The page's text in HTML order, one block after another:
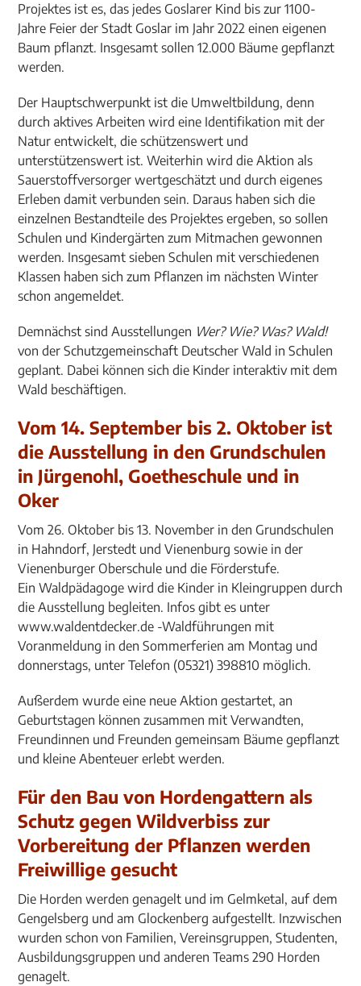
Projektes ist es, das jedes Goslarer Kind bis zur 1100-
Jahre Feier der Stadt Goslar im Jahr 2022 einen eigenen
Baum pflanzt. Insgesamt sollen 12.000 Bäume gepflanzt
werden.
Der Hauptschwerpunkt ist die Umweltbildung, denn
durch aktives Arbeiten wird eine Identifikation mit der
Natur entwickelt, die schützenswert und
unterstützenswert ist. Weiterhin wird die Aktion als
Sauerstoffversorger wertgeschätzt und durch eigenes
Erleben damit verbunden sein. Daraus haben sich die
einzelnen Bestandteile des Projektes ergeben, so sollen
Schulen und Kindergärten zum Mitmachen gewonnen
werden. Insgesamt sieben Schulen mit verschiedenen
Klassen haben sich zum Pflanzen im nächsten Winter
schon angemeldet.
Demnächst sind Ausstellungen Wer? Wie? Was? Wald!
von der Schutzgemeinschaft Deutscher Wald in Schulen
geplant. Dabei können sich die Kinder interaktiv mit dem
Wald beschäftigen.
Vom 14. September bis 2. Oktober ist
die Ausstellung in den Grundschulen
in Jürgenohl, Goetheschule und in
Oker
Vom 26. Oktober bis 13. November in den Grundschulen
in Hahndorf, Jerstedt und Vienenburg sowie in der
Vienenburger Oberschule und die Förderstufe.
Ein Waldpädagoge wird die Kinder in Kleingruppen durch
die Ausstellung begleiten. Infos gibt es unter
www.waldentdecker.de -Waldführungen mit
Voranmeldung in den Sommerferien am Montag und
donnerstags, unter Telefon (05321) 398810 möglich.
Außerdem wurde eine neue Aktion gestartet, an
Geburtstagen können zusammen mit Verwandten,
Freundinnen und Freunden gemeinsam Bäume gepflanzt
und kleine Abenteuer erlebt werden.
Für den Bau von Hordengattern als
Schutz gegen Wildverbiss zur
Vorbereitung der Pflanzen werden
Freiwillige gesucht
Die Horden werden genagelt und im Gelmketal, auf dem
Gengelsberg und am Glockenberg aufgestellt. Inzwischen
wurden schon von Familien, Vereinsgruppen, Studenten,
Ausbildungsgruppen und anderen Teams 290 Horden
genagelt.